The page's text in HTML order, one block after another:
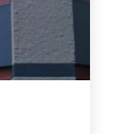
den
falsch?